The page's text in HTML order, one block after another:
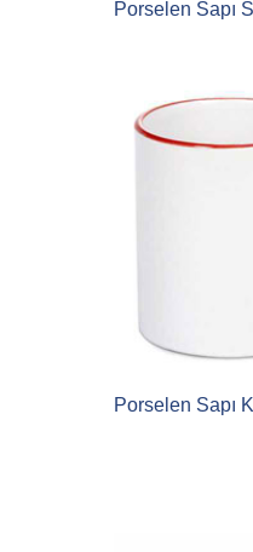
Porselen Sapı
Porselen Sapı